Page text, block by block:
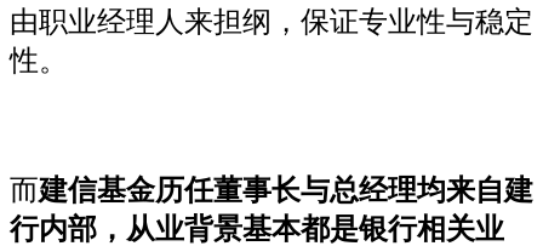
由职业经理人来担纲，保证专业性与稳定
性。
而建信基金历任董事长与总经理均来自建
行内部，从业背景基本都是银行相关业